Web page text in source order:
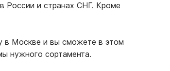
России и странах СНГ. Кроме
в Москве и вы сможете в этом
нужного сортамента.